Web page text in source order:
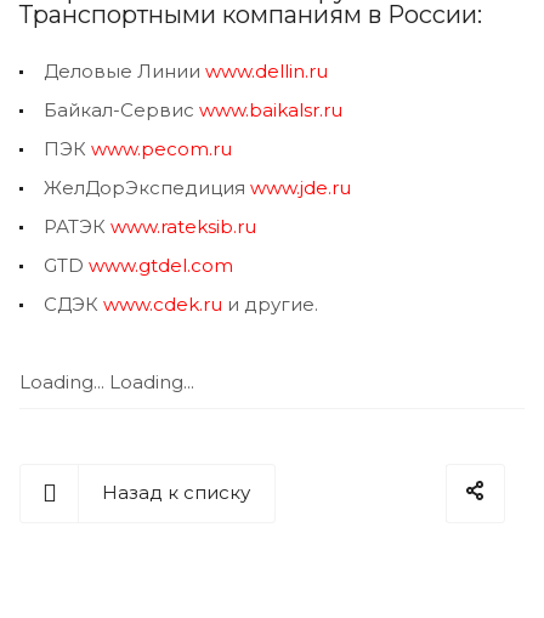
Транспортными компаниям в России:
Деловые Линии www.dellin.ru
Байкал-Сервис www.baikalsr.ru
ПЭК www.pecom.ru
ЖелДорЭкспедиция www.jde.ru
РАТЭК www.rateksib.ru
GTD www.gtdel.com
СДЭК www.cdek.ru и другие.
Loading... Loading...
Назад к списку